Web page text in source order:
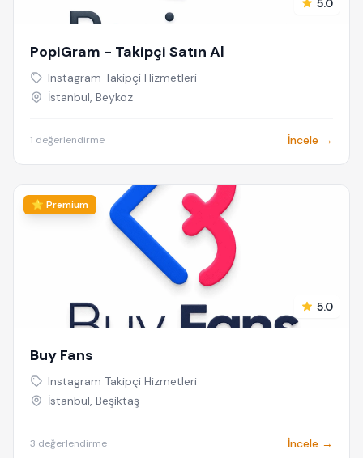
5.0
PopiGram - Takipçi Satın Al
Instagram Takipçi Hizmetleri
İstanbul, Beykoz
1 değerlendirme İncele →
⭐ Premium
5.0
Buy Fans
Instagram Takipçi Hizmetleri
İstanbul, Beşiktaş
3 değerlendirme İncele →